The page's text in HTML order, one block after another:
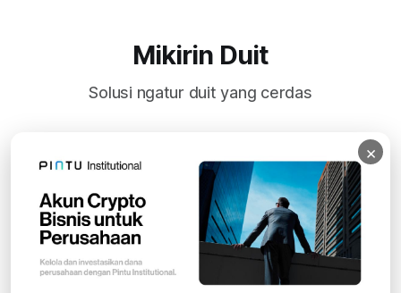
Mikirin Duit
Solusi ngatur duit yang cerdas
Subscribe
×